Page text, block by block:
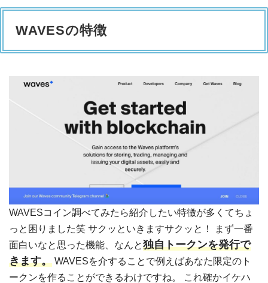
WAVESの特徴
WAVESコイン調べてみたら紹介したい特徴が多くてちょ
っと困りました笑 サクッといきますサクッと！ まず一番
面白いなと思った機能、なんと独自トークンを発行で
きます。 WAVESを介することで例えばあなた限定のト
ークンを作ることができるわけですね。 これ確かイケハ